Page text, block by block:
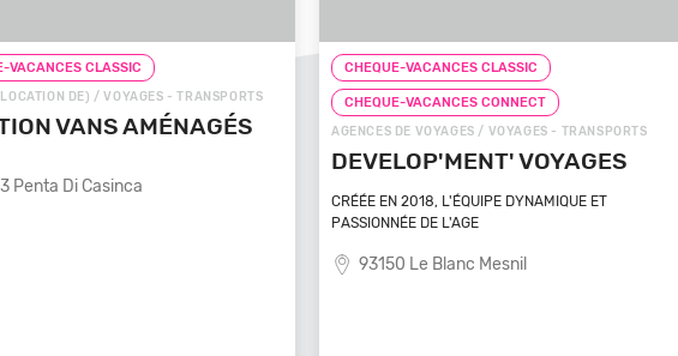
VACANCES CLASSIC
DE) / VOYAGES - TRANSPORTS
VANS AMÉNAGÉS
Penta Di Casinca
CHEQUE-VACANCES CLASSIC
CHEQUE-VACANCES CONNECT
AGENCES DE VOYAGES / VOYAGES - TRANSPORTS
DEVELOP'MENT' VOYAGES
CRÉÉE EN 2018, L'ÉQUIPE DYNAMIQUE ET
PASSIONNÉE DE L'AGE
93150 Le Blanc Mesnil